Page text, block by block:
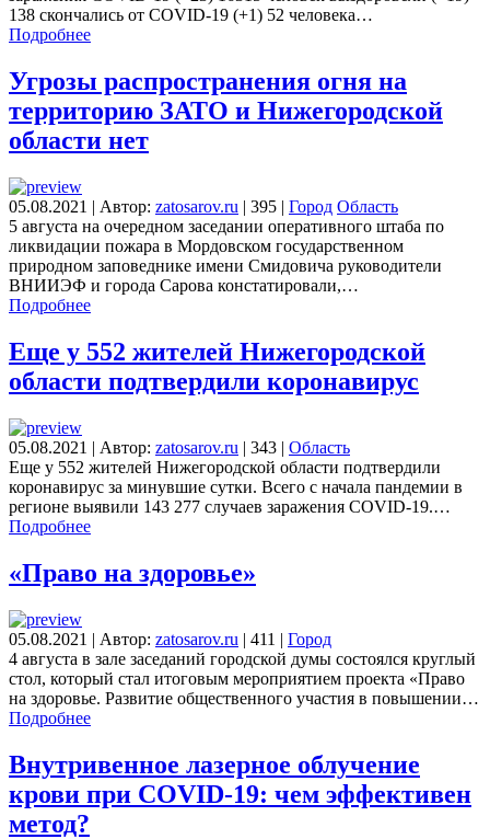
138 скончались от COVID-19 (+1) 52 человека…
Подробнее
Угрозы распространения огня на
территорию ЗАТО и Нижегородской
области нет
05.08.2021 | Автор: zatosarov.ru | 395 | Город Область
5 августа на очередном заседании оперативного штаба по
ликвидации пожара в Мордовском государственном
природном заповеднике имени Смидовича руководители
ВНИИЭФ и города Сарова констатировали,…
Подробнее
Еще у 552 жителей Нижегородской
области подтвердили коронавирус
05.08.2021 | Автор: zatosarov.ru | 343 | Область
Еще у 552 жителей Нижегородской области подтвердили
коронавирус за минувшие сутки. Всего с начала пандемии в
регионе выявили 143 277 случаев заражения COVID-19.…
Подробнее
«Право на здоровье»
05.08.2021 | Автор: zatosarov.ru | 411 | Город
4 августа в зале заседаний городской думы состоялся круглый
стол, который стал итоговым мероприятием проекта «Право
на здоровье. Развитие общественного участия в повышении…
Подробнее
Внутривенное лазерное облучение
крови при COVID-19: чем эффективен
метод?